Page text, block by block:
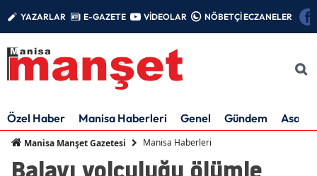
YAZARLAR E-GAZETE VİDEOLAR NÖBETÇİ ECZANELER
Özel Haber Manisa Haberleri Genel Gündem Asayiş
Manisa Manşet Gazetesi Manisa Haberleri